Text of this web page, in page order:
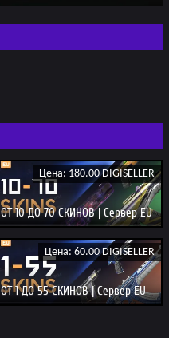
Цена: 180.00 DIGISELLER
ОТ 10 ДО 70 СКИНОВ | Сервер EU
Цена: 60.00 DIGISELLER
ОТ 1 ДО 55 СКИНОВ | Сервер EU